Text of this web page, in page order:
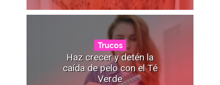
Trucos
Haz crecer y detén la
caída de pelo con el Té
Verde